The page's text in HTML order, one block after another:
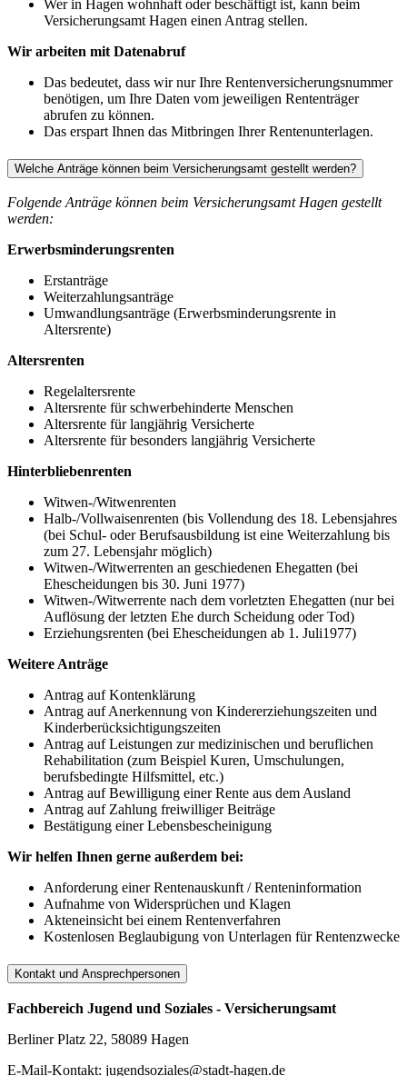
Wer in Hagen wohnhaft oder beschäftigt ist, kann beim
Versicherungsamt Hagen einen Antrag stellen.
Wir arbeiten mit Datenabruf
Das bedeutet, dass wir nur Ihre Rentenversicherungsnummer
benötigen, um Ihre Daten vom jeweiligen Rententräger
abrufen zu können.
Das erspart Ihnen das Mitbringen Ihrer Rentenunterlagen.
Welche Anträge können beim Versicherungsamt gestellt werden?
Folgende Anträge können beim Versicherungsamt Hagen gestellt
werden:
Erwerbsminderungsrenten
Erstanträge
Weiterzahlungsanträge
Umwandlungsanträge (Erwerbsminderungsrente in
Altersrente)
Altersrenten
Regelaltersrente
Altersrente für schwerbehinderte Menschen
Altersrente für langjährig Versicherte
Altersrente für besonders langjährig Versicherte
Hinterbliebenrenten
Witwen-/Witwenrenten
Halb-/Vollwaisenrenten (bis Vollendung des 18. Lebensjahres
(bei Schul- oder Berufsausbildung ist eine Weiterzahlung bis
zum 27. Lebensjahr möglich)
Witwen-/Witwerrenten an geschiedenen Ehegatten (bei
Ehescheidungen bis 30. Juni 1977)
Witwen-/Witwerrente nach dem vorletzten Ehegatten (nur bei
Auflösung der letzten Ehe durch Scheidung oder Tod)
Erziehungsrenten (bei Ehescheidungen ab 1. Juli1977)
Weitere Anträge
Antrag auf Kontenklärung
Antrag auf Anerkennung von Kindererziehungszeiten und
Kinderberücksichtigungszeiten
Antrag auf Leistungen zur medizinischen und beruflichen
Rehabilitation (zum Beispiel Kuren, Umschulungen,
berufsbedingte Hilfsmittel, etc.)
Antrag auf Bewilligung einer Rente aus dem Ausland
Antrag auf Zahlung freiwilliger Beiträge
Bestätigung einer Lebensbescheinigung
Wir helfen Ihnen gerne außerdem bei:
Anforderung einer Rentenauskunft / Renteninformation
Aufnahme von Widersprüchen und Klagen
Akteneinsicht bei einem Rentenverfahren
Kostenlosen Beglaubigung von Unterlagen für Rentenzwecke
Kontakt und Ansprechpersonen
Fachbereich Jugend und Soziales - Versicherungsamt
Berliner Platz 22, 58089 Hagen
E-Mail-Kontakt: jugendsoziales@stadt-hagen.de